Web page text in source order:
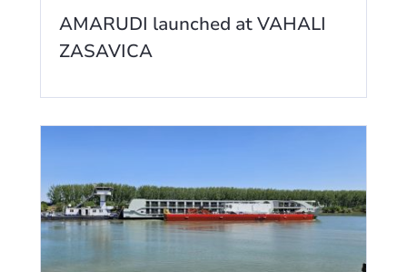
AMARUDI launched at VAHALI
ZASAVICA